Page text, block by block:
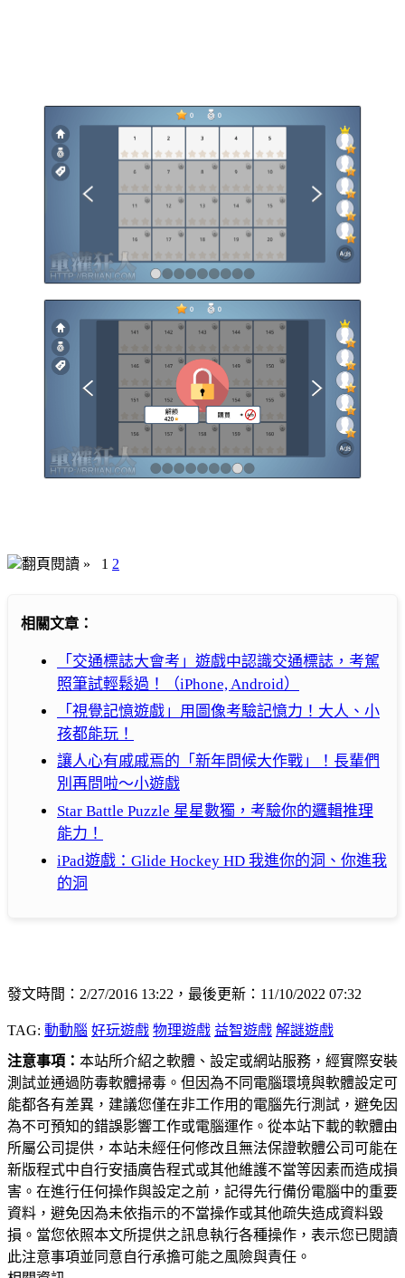
翻頁閱讀 » 1 2
相關文章：
「交通標誌大會考」遊戲中認識交通標誌，考駕
照筆試輕鬆過！（iPhone, Android）
「視覺記憶遊戲」用圖像考驗記憶力！大人、小
孩都能玩！
讓人心有戚戚焉的「新年問候大作戰」！長輩們
別再問啦～小遊戲
Star Battle Puzzle 星星數獨，考驗你的邏輯推理
能力！
iPad遊戲：Glide Hockey HD 我進你的洞、你進我
的洞
發文時間：2/27/2016 13:22，最後更新：11/10/2022 07:32
TAG: 動動腦 好玩遊戲 物理遊戲 益智遊戲 解謎遊戲
注意事項： 本站所介紹之軟體、設定或網站服務，經實際安裝
測試並通過防毒軟體掃毒。但因為不同電腦環境與軟體設定可
能都各有差異，建議您僅在非工作用的電腦先行測試，避免因
為不可預知的錯誤影響工作或電腦運作。從本站下載的軟體由
所屬公司提供，本站未經任何修改且無法保證軟體公司可能在
新版程式中自行安插廣告程式或其他維護不當等因素而造成損
害。在進行任何操作與設定之前，記得先行備份電腦中的重要
資料，避免因為未依指示的不當操作或其他疏失造成資料毀
損。當您依照本文所提供之訊息執行各種操作，表示您已閱讀
此注意事項並同意自行承擔可能之風險與責任。